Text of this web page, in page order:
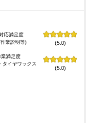
応満足度
業説明等)
(5.0)
満足度
タイヤワックス
(5.0)